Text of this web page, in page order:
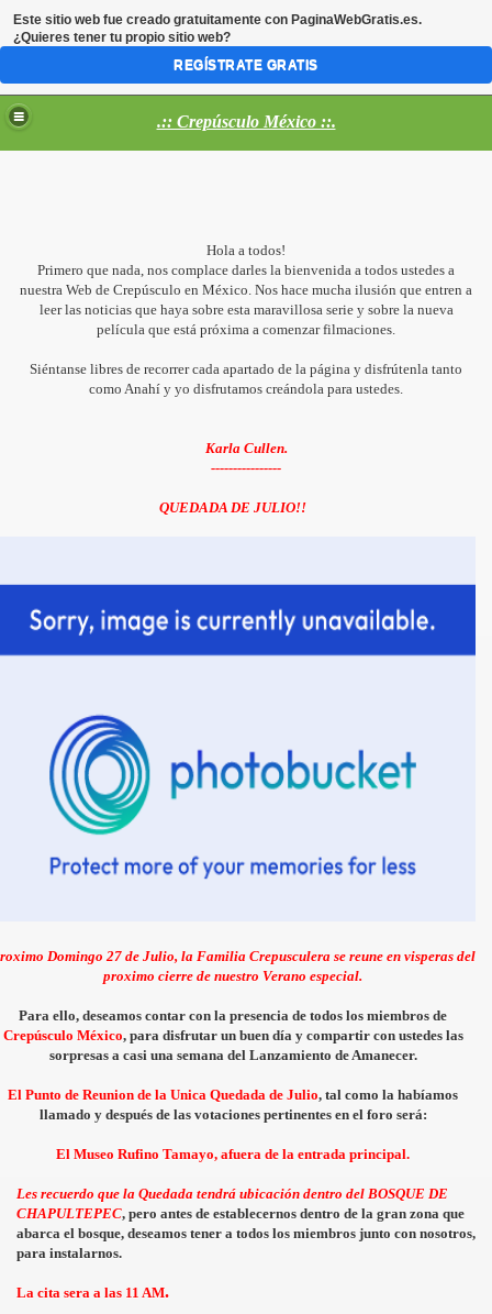
.:: Crepúsculo México ::.
Hola a todos!
Primero que nada, nos complace darles la bienvenida a todos ustedes a
nuestra Web de Crepúsculo en México. Nos hace mucha ilusión que entren a
leer las noticias que haya sobre esta maravillosa serie y sobre la nueva
película que está próxima a comenzar filmaciones.
Siéntanse libres de recorrer cada apartado de la página y disfrútenla tanto
como Anahí y yo disfrutamos creándola para ustedes.
Karla Cullen.
----------------
QUEDADA DE JULIO!!
Domingo 27 de Julio, la Familia Crepusculera se reune en visperas del
proximo cierre de nuestro Verano especial.
Para ello, deseamos contar con la presencia de todos los miembros de
Crepúsculo México, para disfrutar un buen día y compartir con ustedes las
sorpresas a casi una semana del Lanzamiento de Amanecer.
El Punto de Reunion de la Unica Quedada de Julio, tal como la habíamos
llamado y después de las votaciones pertinentes en el foro será:
El Museo Rufino Tamayo, afuera de la entrada principal.
Les recuerdo que la Quedada tendrá ubicación dentro del BOSQUE DE
CHAPULTEPEC, pero antes de establecernos dentro de la gran zona que
abarca el bosque, deseamos tener a todos los miembros junto con nosotros,
para instalarnos.
La cita sera a las 11 AM.
Este sitio web fue creado gratuitamente con PaginaWebGratis.es.
¿Quieres tener tu propio sitio web?
REGÍSTRATE GRATIS